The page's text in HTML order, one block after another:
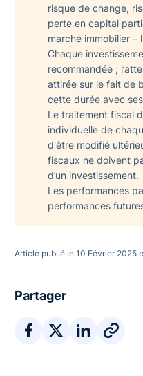
risque de change,
perte en capital
marché immobilier –
Chaque
recommandée ;
attirée sur le fait de
cette durée avec
Le traitement fiscal
individuelle de
d'être modifié
fiscaux ne doivent
d’un investissement.
Les performances
performances
Article publié le 10 Février 2025
Partager